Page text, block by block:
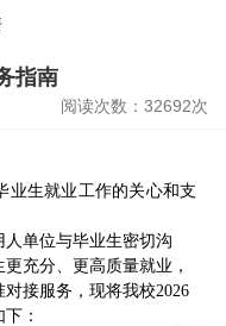
指南
阅读次数：32692次
业生就业工作的关心和支
单位与毕业生密切沟
充分、更高质量就业，
接服务，现将我校2026
：